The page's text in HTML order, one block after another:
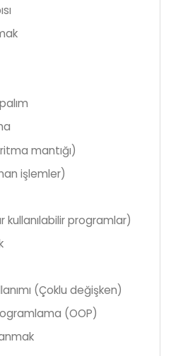
mantığı)
işlemler)
kullanılabilir programlar)
(Çoklu değişken)
(OOP)